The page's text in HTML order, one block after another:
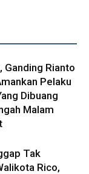
Ganding Rianto
Pelaku
Dibuang
Malam
Tak
Rico,